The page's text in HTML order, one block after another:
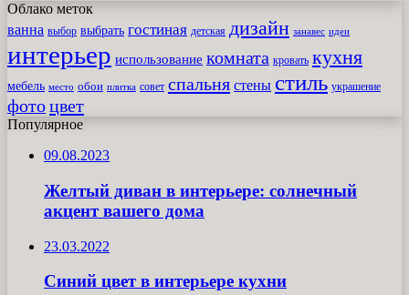
Облако меток
ванна выбор выбрать гостиная детская дизайн занавес идеи
интерьер использование комната кровать кухня
мебель место обои плитка совет спальня стены стиль украшение
фотоцвет
Популярное
09.08.2023
Желтый диван в интерьере: солнечный
акцент вашего дома
23.03.2022
Синий цвет в интерьере кухни